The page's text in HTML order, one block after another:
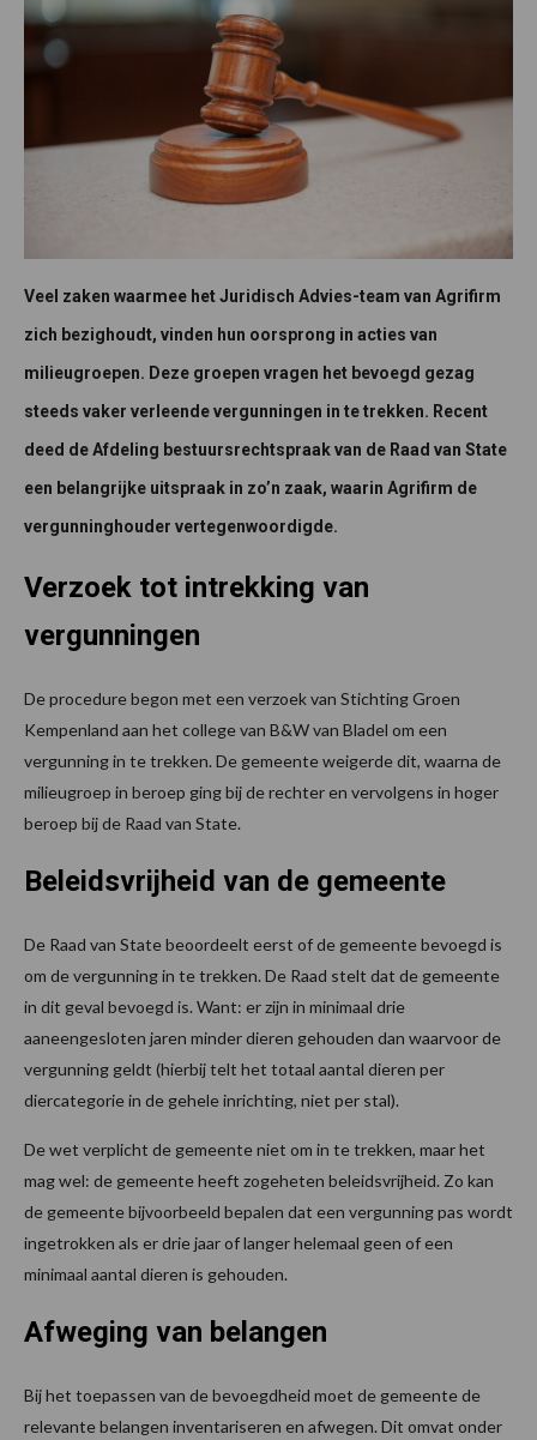
Veel zaken waarmee het Juridisch Advies-team van Agrifirm
zich bezighoudt, vinden hun oorsprong in acties van
milieugroepen. Deze groepen vragen het bevoegd gezag
steeds vaker verleende vergunningen in te trekken. Recent
deed de Afdeling bestuursrechtspraak van de Raad van State
een belangrijke uitspraak in zo’n zaak, waarin Agrifirm de
vergunninghouder vertegenwoordigde.
Verzoek tot intrekking van
vergunningen
De procedure begon met een verzoek van Stichting Groen
Kempenland aan het college van B&W van Bladel om een
vergunning in te trekken. De gemeente weigerde dit, waarna de
milieugroep in beroep ging bij de rechter en vervolgens in hoger
beroep bij de Raad van State.
Beleidsvrijheid van de gemeente
De Raad van State beoordeelt eerst of de gemeente bevoegd is
om de vergunning in te trekken. De Raad stelt dat de gemeente
in dit geval bevoegd is. Want: er zijn in minimaal drie
aaneengesloten jaren minder dieren gehouden dan waarvoor de
vergunning geldt (hierbij telt het totaal aantal dieren per
diercategorie in de gehele inrichting, niet per stal).
De wet verplicht de gemeente niet om in te trekken, maar het
mag wel: de gemeente heeft zogeheten beleidsvrijheid. Zo kan
de gemeente bijvoorbeeld bepalen dat een vergunning pas wordt
ingetrokken als er drie jaar of langer helemaal geen of een
minimaal aantal dieren is gehouden.
Afweging van belangen
Bij het toepassen van de bevoegdheid moet de gemeente de
relevante belangen inventariseren en afwegen. Dit omvat onder